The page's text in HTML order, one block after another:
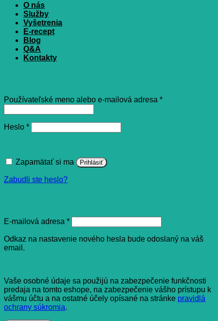
O nás
Služby
Vyšetrenia
E-recept
Blog
Q&A
Kontakty
Používateľské meno alebo e-mailová adresa *Povinné
Heslo *Povinné
Zapamätať si ma Prihlásiť
Zabudli ste heslo?
E-mailová adresa *Povinné
Odkaz na nastavenie nového hesla bude odoslaný na váš
email.
Vaše osobné údaje sa použijú na zabezpečenie funkčnosti
predaja na tomto eshope, na zabezpečenie vášho prístupu k
vášmu účtu a na ostatné účely opísané na stránke pravidlá
ochrany súkromia.